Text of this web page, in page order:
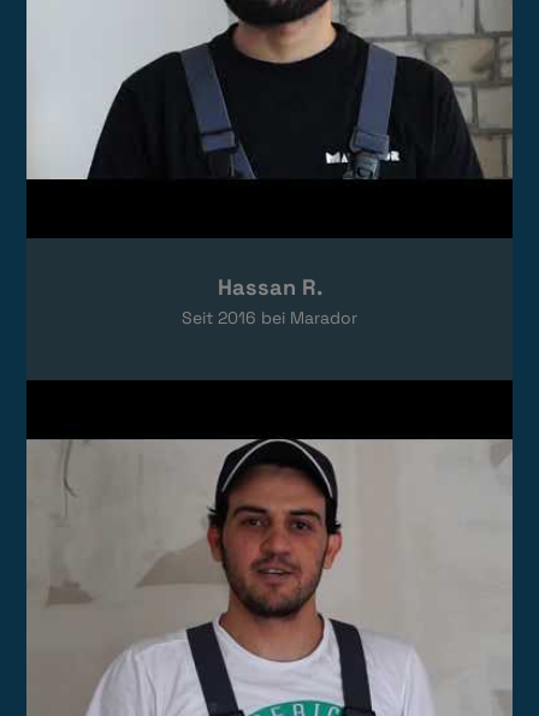
Das Video wird von YouTube eingebettet.
Datenschutzerklärungen
Hassan R.
Seit 2016 bei Marador